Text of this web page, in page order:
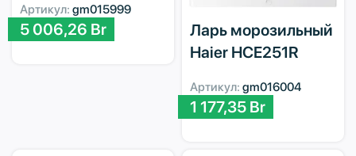
Артикул: gm015999
5 006,26 Br
Ларь морозильный
Haier HCE251R
Артикул: gm016004
1 177,35 Br